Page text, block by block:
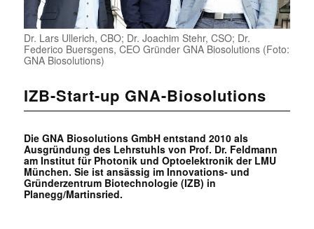
Dr. Lars Ullerich, CBO; Dr. Joachim Stehr, CSO; Dr.
Federico Buersgens, CEO Gründer GNA Biosolutions (Foto:
GNA Biosolutions)
IZB-Start-up GNA-Biosolutions
Die GNA Biosolutions GmbH entstand 2010 als
Ausgründung des Lehrstuhls von Prof. Dr. Feldmann
am Institut für Photonik und Optoelektronik der LMU
München. Sie ist ansässig im Innovations- und
Gründerzentrum Biotechnologie (IZB) in
Planegg/Martinsried.